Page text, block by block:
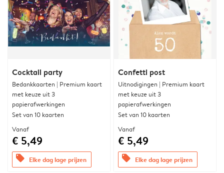
Cocktail party
Bedankkaarten | Premium kaart
met keuze uit 3
papierafwerkingen
Set van 10 kaarten
Vanaf
€ 5,49
offers Elke dag lage prijzen
Confetti post
Uitnodigingen | Premium kaart
met keuze uit 3
papierafwerkingen
Set van 10 kaarten
Vanaf
€ 5,49
offers Elke dag lage prijzen